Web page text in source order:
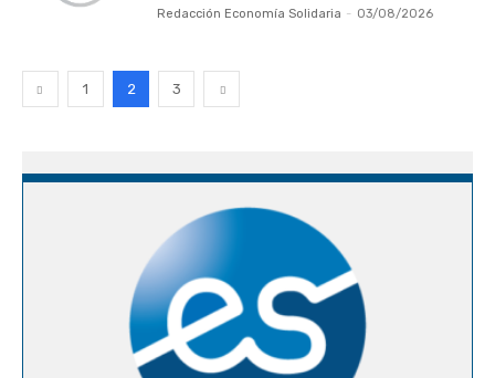
Redacción Economía Solidaria - 03/08/2026
1 2 3